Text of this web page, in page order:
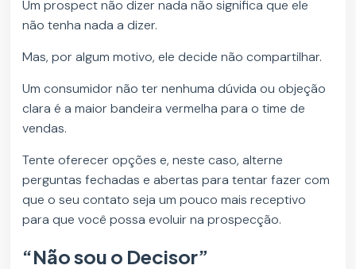
Um prospect não dizer nada não significa que ele
não tenha nada a dizer.
Mas, por algum motivo, ele decide não compartilhar.
Um consumidor não ter nenhuma dúvida ou objeção
clara é a maior bandeira vermelha para o time de
vendas.
Tente oferecer opções e, neste caso, alterne
perguntas fechadas e abertas para tentar fazer com
que o seu contato seja um pouco mais receptivo
para que você possa evoluir na prospecção.
“Não sou o Decisor”